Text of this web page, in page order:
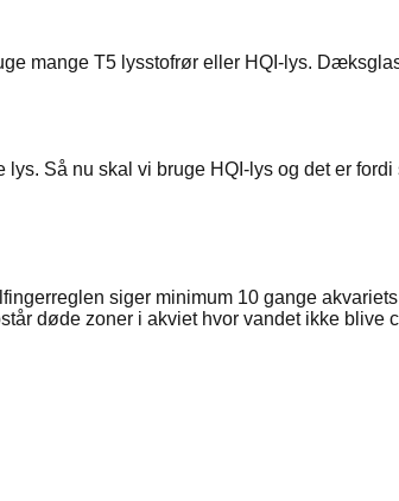
mange T5 lysstofrør eller HQI-lys.
Så nu skal vi bruge HQI-lys og det er
siger minimum 10 gange
døde zoner i akviet hvor vandet ikke blive